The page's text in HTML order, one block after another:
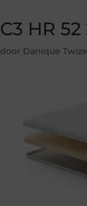
C3 HR
door Danique Twize